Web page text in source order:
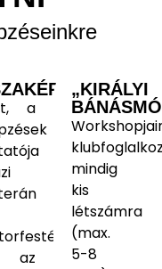
a
az
„KIRÁLYI
mindig
kis
létszámra
(max.
5-8